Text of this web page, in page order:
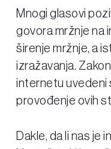
Mnogi glasovi
govora mržnje na
širenje mržnje, a
izražavanja.
internetu uvedeni
provođenje ovih
Dakle, da li nas je